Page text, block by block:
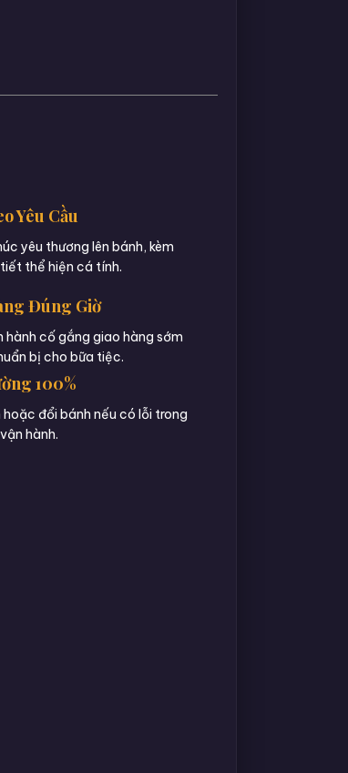
Yêu Cầu
yêu thương lên bánh, kèm
thể hiện cá tính.
Đúng Giờ
hành cố gắng giao hàng sớm
bị cho bữa tiệc.
100%
hoặc đổi bánh nếu có lỗi trong
hành.